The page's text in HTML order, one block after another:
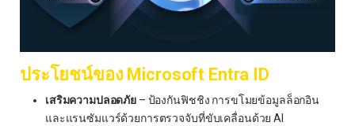
ประโยชน์ของ Microsoft Entra ID
เสริมความปลอดภัย – ป้องกันฟิชชิง การขโมยข้อมูลล็อกอิน
และแรนซัมแวร์ด้วยการตรวจจับที่ขับเคลื่อนด้วย AI